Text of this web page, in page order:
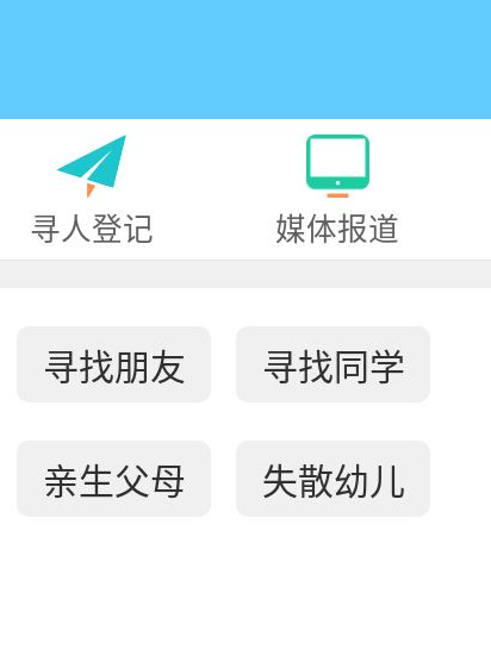
寻人登记 媒体报道
寻找朋友 寻找同学
亲生父母 失散幼儿